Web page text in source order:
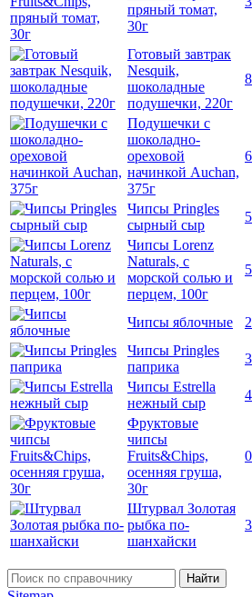
пряный томат,
30г
Готовый завтрак
Nesquik,
шоколадные
подушечки, 220г
8
Подушечки с
шоколадно-
ореховой
начинкой Auchan,
375г
6
Чипсы Pringles
сырный сыр
Чипсы Lorenz
Naturals, с
морской солью и
перцем, 100г
Чипсы яблочные
Чипсы Pringles
паприка
Чипсы Estrella
нежный сыр
Фруктовые
чипсы
Fruits&Chips,
осенняя груша,
30г
Штурвал Золотая
рыбка по-
шанхайски
Найти